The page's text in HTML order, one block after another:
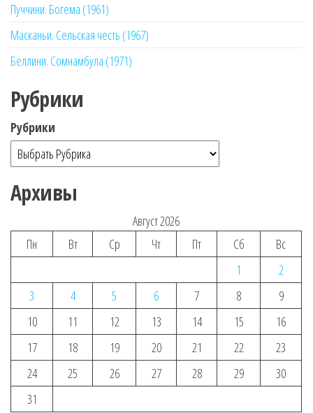
Пуччини. Богема (1961)
Масканьи. Сельская честь (1967)
Беллини. Сомнамбула (1971)
Рубрики
Рубрики
Архивы
Август 2026
Пн
Вт Ср Чт Пт Сб
Вс
1
2
3
4 5 6 7 8
9
10
11 12 13 14 15
16
17
18 19 20 21 22
23
24
25 26 27 28 29
30
31